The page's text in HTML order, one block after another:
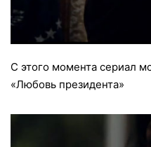
C этого момента сериал
«Любовь президента»